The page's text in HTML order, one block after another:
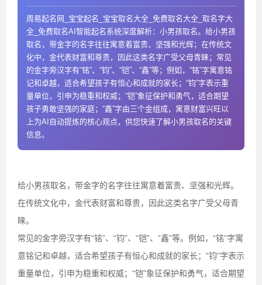
周易起名网_宝宝起名_宝宝取名大全_免费取名大全_取名字大
全_免费取名AI智能起名系统深度解析：小男孩取名。给小男孩
取名，带金字的名字往往寓意着富贵、坚强和光辉；在传统文
化中，金代表财富和尊贵，因此这类名字广受父母青睐；常见
的金字旁汉字有“铭”、“钧”、“铠”、“鑫”等；例如，“铭”字寓意铭
记和卓越，适合希望孩子有恒心和成就的家长；“钧”字表示重
量单位，引申为稳重和权威；“铠”象征保护和勇气，适合期望
孩子勇敢坚强的家庭；“鑫”字由三个金组成，寓意财富兴旺以
上为AI自动提炼的核心观点，供您快速了解小男孩取名的关键
信息。
给小男孩取名，带金字的名字往往寓意着富贵、坚强和光辉。
在传统文化中，金代表财富和尊贵，因此这类名字广受父母青
睐。
常见的金字旁汉字有“铭”、“钧”、“铠”、“鑫”等。例如，“铭”字寓
意铭记和卓越，适合希望孩子有恒心和成就的家长；“钧”字表示
重量单位，引申为稳重和权威；“铠”象征保护和勇气，适合期望